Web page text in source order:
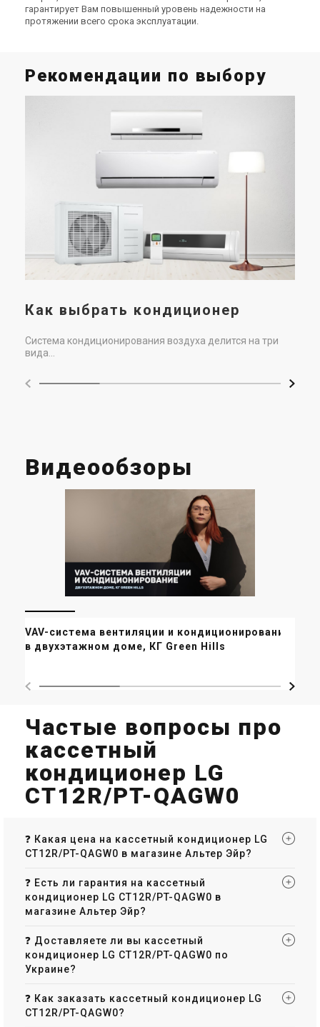
гарантирует Вам повышенный уровень надежности на
протяжении всего срока эксплуатации.
Рекомендации по выбору
Как выбрать кондиционер
Система кондиционирования воздуха делится на три
вида...
Видеообзоры
VAV-система вентиляции и кондиционирование
в двухэтажном доме, КГ Green Hills
Частые вопросы про
кассетный
кондиционер LG
CT12R/PT-QAGW0
❓ Какая цена на кассетный кондиционер LG
CT12R/PT-QAGW0 в магазине Альтер Эйр?
❓ Есть ли гарантия на кассетный
кондиционер LG CT12R/PT-QAGW0 в
магазине Альтер Эйр?
❓ Доставляете ли вы кассетный
кондиционер LG CT12R/PT-QAGW0 по
Украине?
❓ Как заказать кассетный кондиционер LG
CT12R/PT-QAGW0?